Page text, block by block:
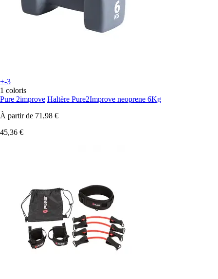
+-3
1 coloris
Pure 2improve Haltère Pure2Improve neoprene 6Kg
À partir de 71,98 €
45,36 €